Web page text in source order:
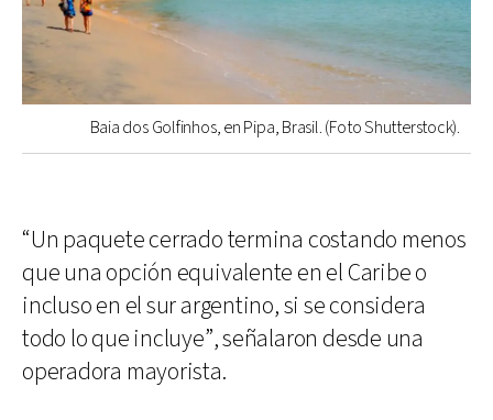
Baia dos Golfinhos, en Pipa, Brasil. (Foto Shutterstock).
“Un paquete cerrado termina costando menos
que una opción equivalente en el Caribe o
incluso en el sur argentino, si se considera
todo lo que incluye”, señalaron desde una
operadora mayorista.